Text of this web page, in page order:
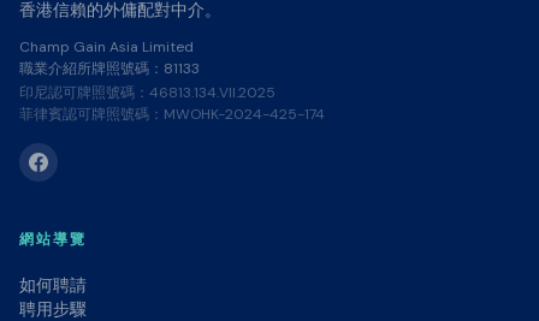
香港信賴的外傭配對中介。
Champ Gain Asia Limited
職業介紹所牌照號碼：81133
印尼認可牌照號碼：46813.134.VII.2025
菲律賓認可牌照號碼：MWOHK-2024-425-174
網站導覽
如何聘請
聘用步驟